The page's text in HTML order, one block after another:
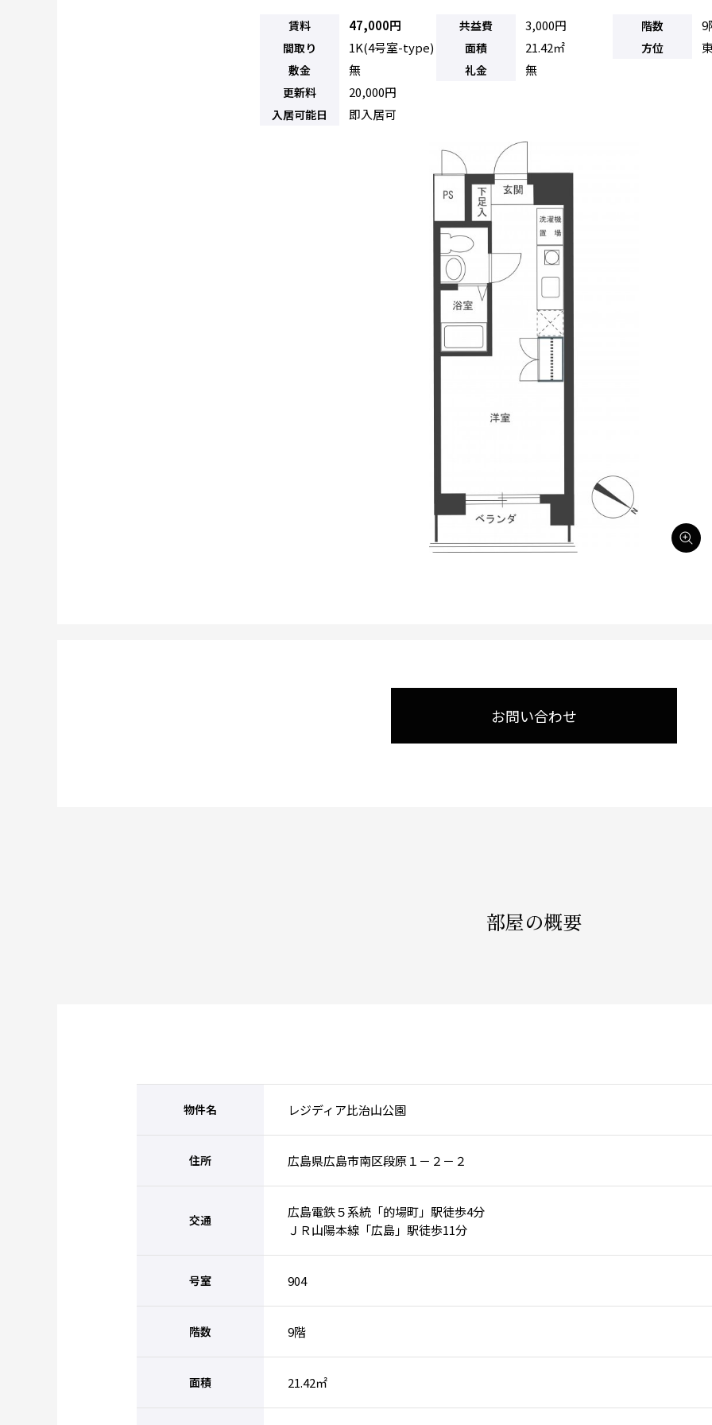
賃料 47,000円 共益費 3,000円 階数 9
間取り 1K(4号室-type) 面積 21.42㎡ 方位
敷金 無 礼金 無
更新料 20,000円
入居可能日 即入居可
お問い合わせ
部屋の概要
物件名 レジディア比治山公園
住所 広島県広島市南区段原１－２－２
交通
広島電鉄５系統「的場町」駅徒歩4分
ＪＲ山陽本線「広島」駅徒歩11分
号室 904
階数 9階
面積 21.42㎡